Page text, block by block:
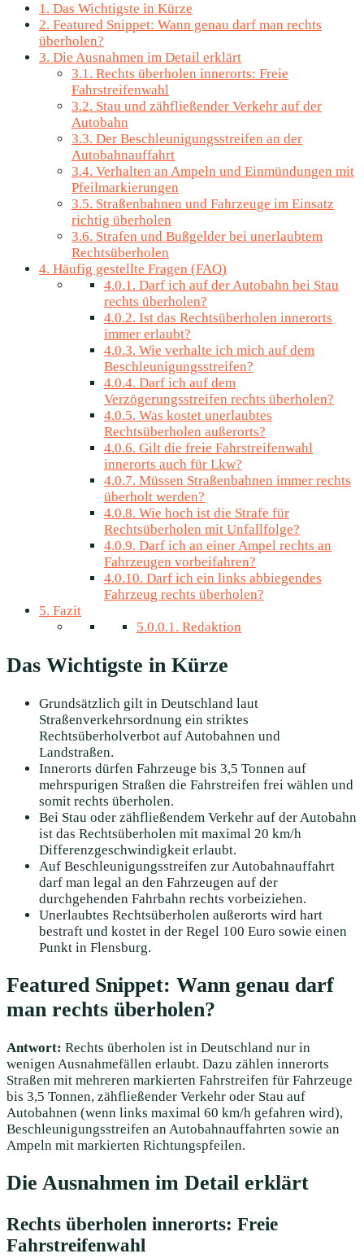
1. Das Wichtigste in Kürze
2. Featured Snippet: Wann genau darf man rechts
überholen?
3. Die Ausnahmen im Detail erklärt
3.1. Rechts überholen innerorts: Freie
Fahrstreifenwahl
3.2. Stau und zähfließender Verkehr auf der
Autobahn
3.3. Der Beschleunigungsstreifen an der
Autobahnauffahrt
3.4. Verhalten an Ampeln und Einmündungen mit
Pfeilmarkierungen
3.5. Straßenbahnen und Fahrzeuge im Einsatz
richtig überholen
3.6. Strafen und Bußgelder bei unerlaubtem
Rechtsüberholen
4. Häufig gestellte Fragen (FAQ)
4.0.1. Darf ich auf der Autobahn bei Stau
rechts überholen?
4.0.2. Ist das Rechtsüberholen innerorts
immer erlaubt?
4.0.3. Wie verhalte ich mich auf dem
Beschleunigungsstreifen?
4.0.4. Darf ich auf dem
Verzögerungsstreifen rechts überholen?
4.0.5. Was kostet unerlaubtes
Rechtsüberholen außerorts?
4.0.6. Gilt die freie Fahrstreifenwahl
innerorts auch für Lkw?
4.0.7. Müssen Straßenbahnen immer rechts
überholt werden?
4.0.8. Wie hoch ist die Strafe für
Rechtsüberholen mit Unfallfolge?
4.0.9. Darf ich an einer Ampel rechts an
Fahrzeugen vorbeifahren?
4.0.10. Darf ich ein links abbiegendes
Fahrzeug rechts überholen?
5. Fazit
5.0.0.1. Redaktion
Das Wichtigste in Kürze
Grundsätzlich gilt in Deutschland laut
Straßenverkehrsordnung ein striktes
Rechtsüberholverbot auf Autobahnen und
Landstraßen.
Innerorts dürfen Fahrzeuge bis 3,5 Tonnen auf
mehrspurigen Straßen die Fahrstreifen frei wählen und
somit rechts überholen.
Bei Stau oder zähfließendem Verkehr auf der Autobahn
ist das Rechtsüberholen mit maximal 20 km/h
Differenzgeschwindigkeit erlaubt.
Auf Beschleunigungsstreifen zur Autobahnauffahrt
darf man legal an den Fahrzeugen auf der
durchgehenden Fahrbahn rechts vorbeiziehen.
Unerlaubtes Rechtsüberholen außerorts wird hart
bestraft und kostet in der Regel 100 Euro sowie einen
Punkt in Flensburg.
Featured Snippet: Wann genau darf
man rechts überholen?
Antwort: Rechts überholen ist in Deutschland nur in
wenigen Ausnahmefällen erlaubt. Dazu zählen innerorts
Straßen mit mehreren markierten Fahrstreifen für Fahrzeuge
bis 3,5 Tonnen, zähfließender Verkehr oder Stau auf
Autobahnen (wenn links maximal 60 km/h gefahren wird),
Beschleunigungsstreifen an Autobahnauffahrten sowie an
Ampeln mit markierten Richtungspfeilen.
Die Ausnahmen im Detail erklärt
Rechts überholen innerorts: Freie
Fahrstreifenwahl